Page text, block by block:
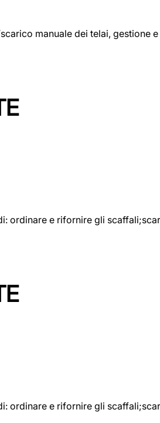
manuale dei telai,
ordinare e rifornire gli
ordinare e rifornire gli